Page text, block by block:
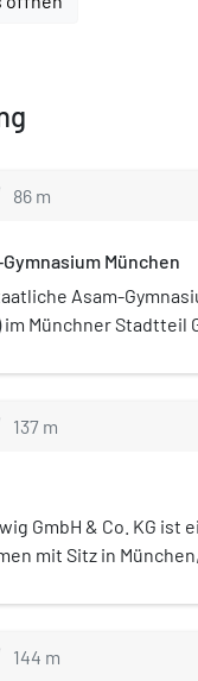
86 m
München
Asam-
im Münchner Stadtteil
Künstlerbrüdern
137 m
GmbH & Co. KG ist
mit Sitz in
Institutionen,
erstmals von Carl
144 m